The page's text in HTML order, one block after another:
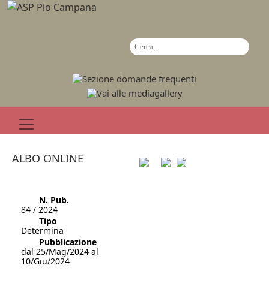
ALBO ONLINE
N. Pub.
84 / 2024
Tipo
Determina
Pubblicazione
dal 25/Mag/2024 al
10/Giu/2024